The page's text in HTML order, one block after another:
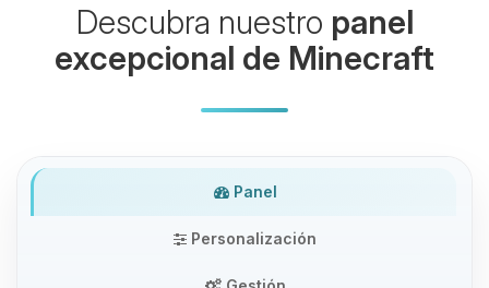
Descubra nuestro panel
excepcional de Minecraft
Panel
Personalización
08/08/2026 12:35